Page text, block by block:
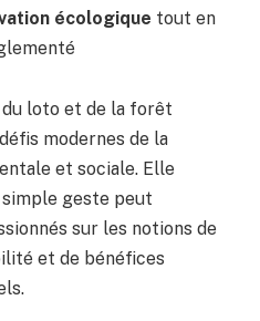
écologique tout en
du loto et de la forêt
modernes de la
et sociale. Elle
geste peut
sur les notions de
et de bénéfices